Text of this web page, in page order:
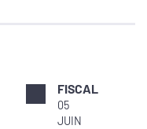
FISCAL
05
JUIN